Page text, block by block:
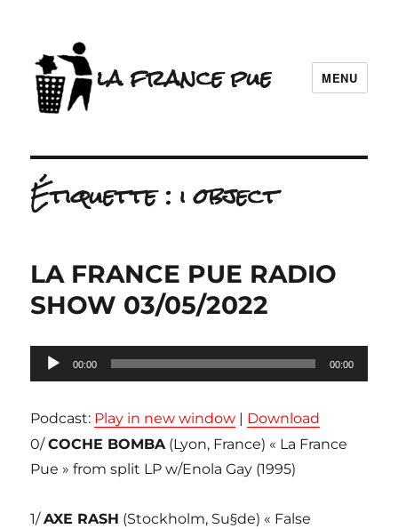
la france pue MENU
Étiquette : i object
LA FRANCE PUE RADIO
SHOW 03/05/2022
Lecteur
audio
00:00 00:00
Podcast: Play in new window | Download
0/COCHE BOMBA(Lyon, France) « La France
Pue » from split LP w/Enola Gay (1995)
1/AXE RASH (Stockholm, Su§de) « False